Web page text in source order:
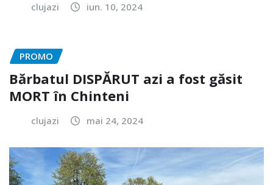
clujazi iun. 10, 2024
PROMO
Bărbatul DISPĂRUT azi a fost găsit
MORT în Chinteni
clujazi mai 24, 2024